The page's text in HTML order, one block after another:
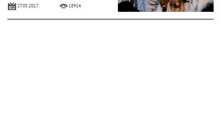
27.05.2017 18914